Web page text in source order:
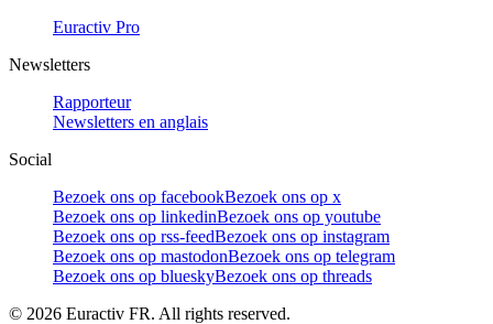
Euractiv Pro
Newsletters
Rapporteur
Newsletters en anglais
Social
Bezoek ons op facebookBezoek ons op x
Bezoek ons op linkedinBezoek ons op youtube
Bezoek ons op rss-feedBezoek ons op instagram
Bezoek ons op mastodonBezoek ons op telegram
Bezoek ons op blueskyBezoek ons op threads
© 2026 Euractiv FR. All rights reserved.